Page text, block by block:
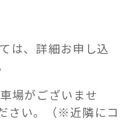
は、詳細お申し込
場がございませ
さい。（※近隣にコ